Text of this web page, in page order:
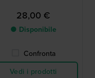
28,00 €
● Disponibile
Confronta
Vedi i prodotti